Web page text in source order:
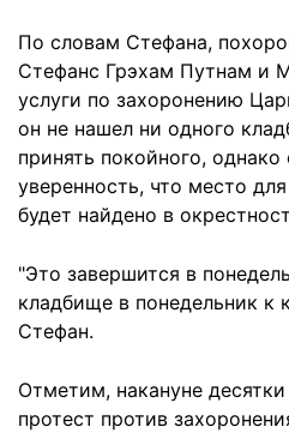
По словам Стефана,
Стефанс Грэхам Путнам и
услуги по захоронению
он не нашел ни одного
принять покойного,
уверенность, что место
будет найдено в
"Это завершится в
кладбище в понедельник к
Стефан.
Отметим, накануне
протест против